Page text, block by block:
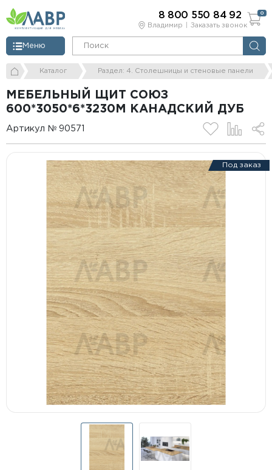
Владимир Заказать звонок
Меню
8 800 550 84 92 0
Каталог Раздел: 4. Столешницы и стеновые панели
МЕБЕЛЬНЫЙ ЩИТ СОЮЗ
600*3050*6*3230М КАНАДСКИЙ ДУБ
Артикул № 90571
Под заказ